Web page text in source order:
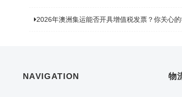
2026年澳洲集运能否开具增值税发票？你关心的答
NAVIGATION 物